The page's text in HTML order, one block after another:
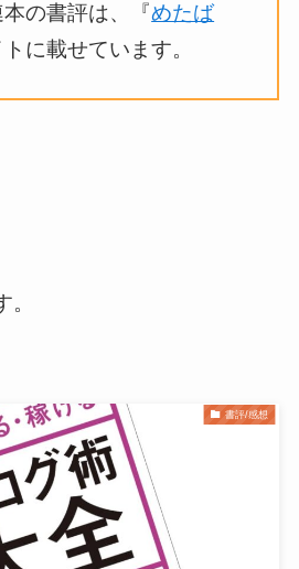
の書評は、『めたば
に載せています。
書評/感想